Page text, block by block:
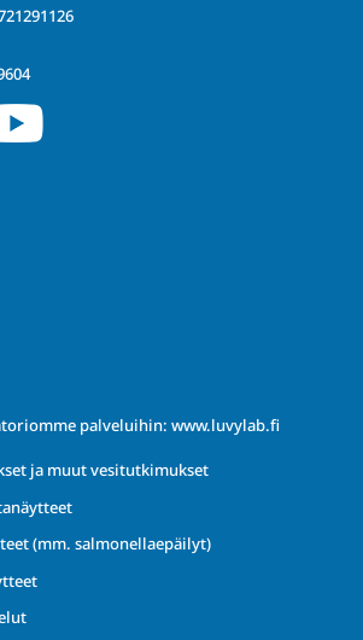
palveluihin: www.luvylab.fi
ja muut vesitutkimukset
(mm. salmonellaepäilyt)